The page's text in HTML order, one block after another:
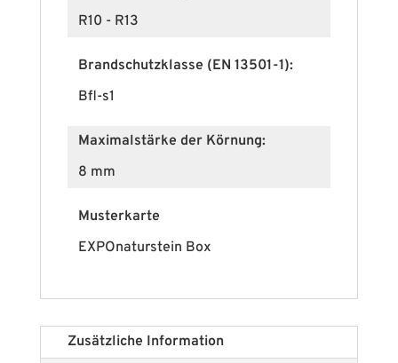
R10 - R13
Brandschutzklasse (EN 13501-1):
Bfl-s1
Maximalstärke der Körnung:
8 mm
Musterkarte
EXPOnaturstein Box
Zusätzliche Information